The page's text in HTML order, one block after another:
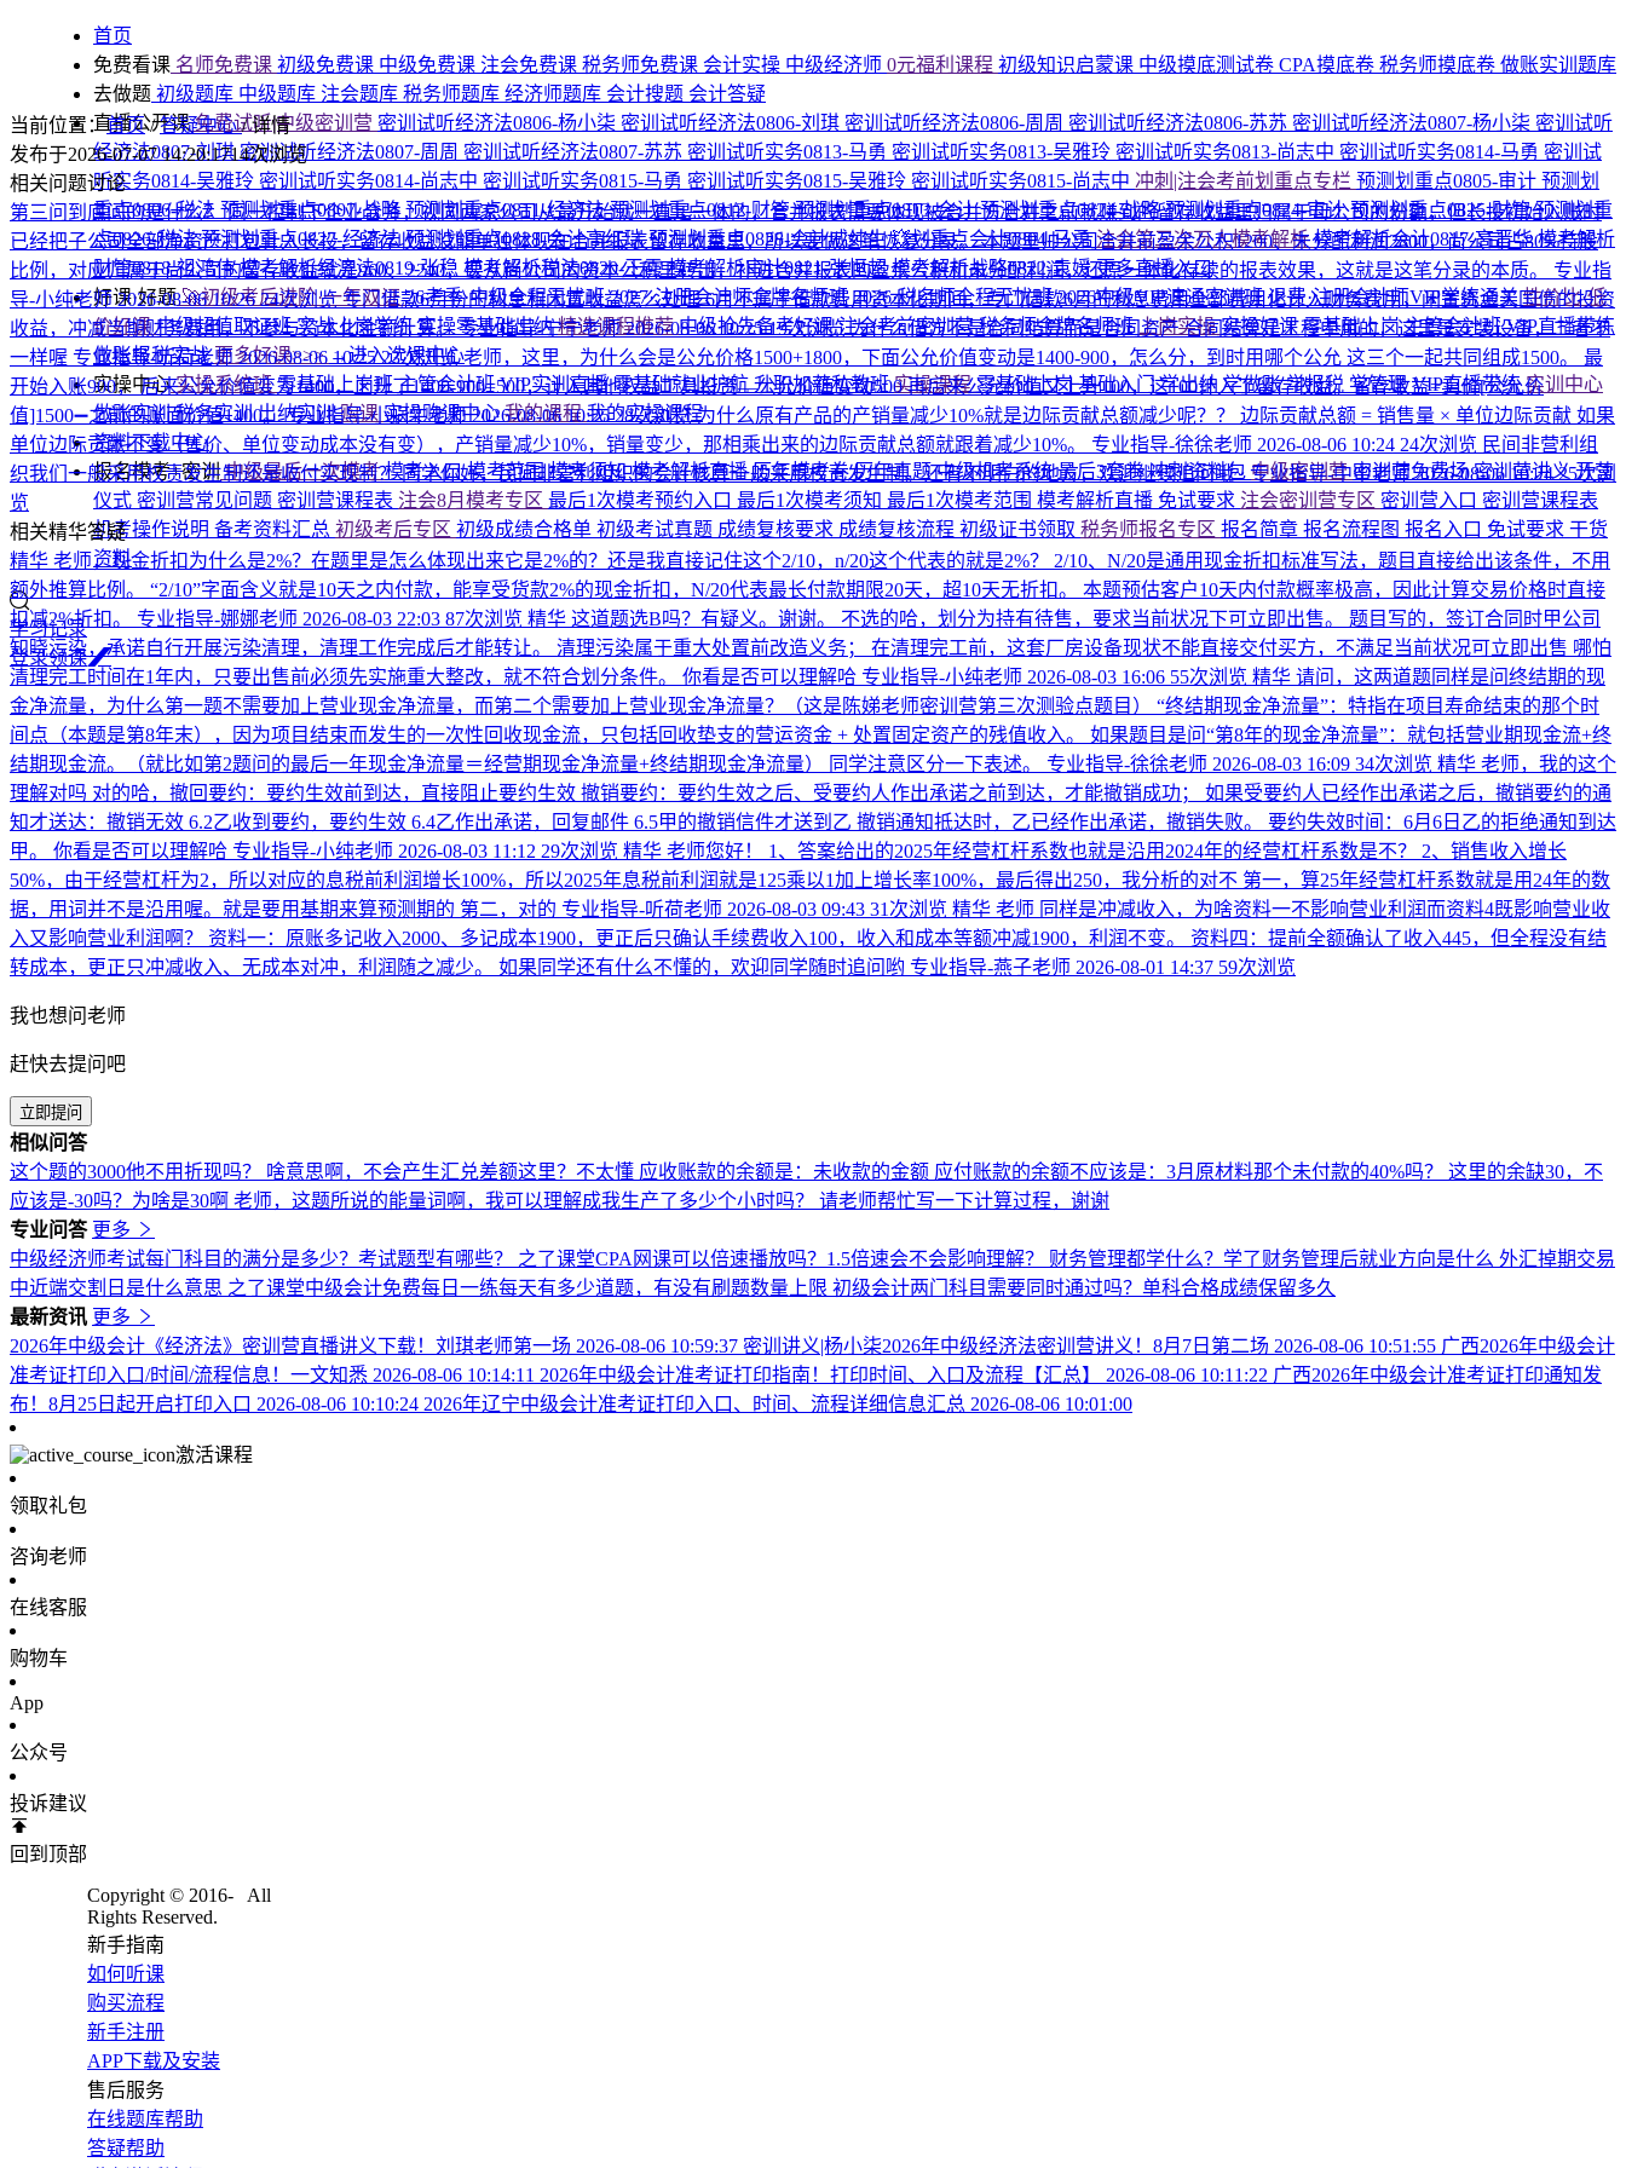
首页
免费看课 名师免费课 初级免费课 中级免费课 注会免费课 税务师免费课 会计实操 中级经济师 0元福利课程 初级知识启蒙课 中级摸底测试卷 CPA摸底卷 税务师摸底卷 做账实训题库
去做题 初级题库 中级题库 注会题库 税务师题库 经济师题库 会计搜题 会计答疑
直播公开课免费试听|中级密训营 密训试听经济法0806-杨小柒 密训试听经济法0806-刘琪 密训试听经济法0806-周周 密训试听经济法0806-苏苏 密训试听经济法0807-杨小柒 密训试听
经济法0807-刘琪密训试听经济法0807-周周 密训试听经济法0807-苏苏 密训试听实务0813-马勇 密训试听实务0813-吴雅玲 密训试听实务0813-尚志中 密训试听实务0814-马勇 密训试
听实务0814-吴雅玲 密训试听实务0814-尚志中 密训试听实务0815-马勇 密训试听实务0815-吴雅玲 密训试听实务0815-尚志中 冲刺|注会考前划重点专栏 预测划重点0805-审计 预测划
重点0806-税法 预测划重点0807-战略预测划重点0811-经济法预测划重点0812-财管预测划重点0813-会计预测划重点0824-战略预测划重点0824-审计预测划重点0825-财管预测划重
点0826-税法预测划重点0827-经济法预测划重点0828-会计高红瑞预测划重点0828-会计戚纯生💥划重点会计0804-马勇注会第三次万人模考解析模考解析会计0817-高晋华模考解析
财管0818-祖鸿伟模考解析经济法0819-张稳 模考解析税法0820-王霞模考解析审计0821-张恒超模考解析战略0822-袁媛更多直播入口
好课·好题🚀初级考后进阶·一年双证26考季·中级全程无忧班2027·注册会计师金牌名师班2026·税务师全程无忧班2026中级VIP速通密训班退费·注册会计师VIP学练通关性价比·低
价好课中级超值取证班实战上岗学练实操零基础出纳精选课程推荐中级抢先备考好课注会考前密训营税务师金牌名师班上岗实操实操好课零基础上岗主管会计班VIP直播带练
做账报税实战更多好课>>> →进入选课中心
实操中心实操系统班零基础上岗班主管会计班VIP实训直播零基础就业护航升职加薪私教班实操课程零基础上岗基础入门学出纳学做账学报税 学管理VIP直播带练实训中心
做账实训税务实训出纳实训购课实操购课中心我的课程我的实操课程
资料下载中心
报名模考+密训中级最后一次模考模考入口模考范围模考须知模考解析直播历年模考卷历年真题中级机考系统最后3套卷冲刺资料包中级密训营密训营免费场密训营讲义开营
仪式 密训营常见问题 密训营课程表 注会8月模考专区 最后1次模考预约入口 最后1次模考须知 最后1次模考范围 模考解析直播 免试要求 注会密训营专区 密训营入口 密训营课程表
机考操作说明 备考资料汇总 初级考后专区 初级成绩合格单 初级考试真题 成绩复核要求 成绩复核流程 初级证书领取 税务师报名专区 报名简章 报名流程图 报名入口 免试要求 干货
资料
学习记录
登录领课
当前位置：首页/答疑中心/详情
发布于2026-07-07 14:20:1714次浏览
相关问题讨论
第三问到底问的是什么？同一控制下企业合并，视同两家公司从最开始就一直是一体的，合并报表需要体现被合并方合并之前就赚到的留存收益里归属于母公司的份额，但长投初始入账时
已经把子公司全部净资产打包计入长投，留存收益没能单独体现在合并报表留存收益里，所以要做这笔恢复分录。 本题里帅公司合并前盈余公积1200、未分配利润2800，尚公司占80%持股
比例，对应归属于尚公司的留存收益就是960、2240，要从尚公司的资本公积里转出，补进合并报表的盈余公积和未分配利润，还原一体化存续的报表效果，这就是这笔分录的本质。
专业指
导-小纯老师2026-08-06 10:2624次浏览专门借款6月份的利息和闲置收益怎么处理6月不属于借款费用资本化期间，专门借款6月的利息费用全部费用化计入财务费用，闲置资金买国债的投资
收益，冲减当期财务费用，不参与资本化金额计算。专业指导-宁宁老师2026-08-06 10:2519次浏览为什么借方不是合同结算而是合同资产合同结算是工程中用的，这里是安装设备，二者不
一样喔 专业指导-听荷老师2026-08-06 10:2523次浏览老师，这里，为什么会是公允价格1500+1800，下面公允价值变动是1400-900，怎么分，到时用哪个公允 这三个一起共同组成1500。 最
开始入账900， 后来公允价值变为1400，上升了1400-900=500，计入其他权益工具投资—公允价值变动500 再后来公允价值又上升100，这100计入了留存收益。留存收益=卖价[公允价
值]1500➖之前的账面价值1400。专业指导-小蜗牛老师2026-08-06 10:2528次浏览为什么原有产品的产销量减少10%就是边际贡献总额减少呢？？ 边际贡献总额 = 销售量 × 单位边际贡献 如果
单位边际贡献不变（售价、单位变动成本没有变），产销量减少10%，销量变少，那相乘出来的边际贡献总额就跟着减少10%。
专业指导-徐徐老师 2026-08-06 10:24 24次浏览 民间非营利组
织我们一般采用权责发生制还是收付实现制？同学你好，民间非营利组织的会计核算一般采用权责发生制。还有不明白的地方，欢迎继续追问哦~专业指导-中中老师2026-08-06 10:2425次浏
览
相关精华答疑
精华 老师，现金折扣为什么是2%？在题里是怎么体现出来它是2%的？还是我直接记住这个2/10，n/20这个代表的就是2%？ 2/10、N/20是通用现金折扣标准写法，题目直接给出该条件，不用
额外推算比例。 “2/10”字面含义就是10天之内付款，能享受货款2%的现金折扣，N/20代表最长付款期限20天，超10天无折扣。 本题预估客户10天内付款概率极高，因此计算交易价格时直接
扣减2%折扣。
专业指导-娜娜老师 2026-08-03 22:03 87次浏览 精华 这道题选B吗？有疑义。谢谢。 不选的哈，划分为持有待售，要求当前状况下可立即出售。 题目写的，签订合同时甲公司
知晓污染，承诺自行开展污染清理，清理工作完成后才能转让。 清理污染属于重大处置前改造义务； 在清理完工前，这套厂房设备现状不能直接交付买方，不满足当前状况可立即出售 哪怕
清理完工时间在1年内，只要出售前必须先实施重大整改，就不符合划分条件。 你看是否可以理解哈 专业指导-小纯老师 2026-08-03 16:06 55次浏览 精华 请问，这两道题同样是问终结期的现
金净流量，为什么第一题不需要加上营业现金净流量，而第二个需要加上营业现金净流量？（这是陈娣老师密训营第三次测验点题目） “终结期现金净流量”：特指在项目寿命结束的那个时
间点（本题是第8年末），因为项目结束而发生的一次性回收现金流，只包括回收垫支的营运资金 + 处置固定资产的残值收入。 如果题目是问“第8年的现金净流量”：就包括营业期现金流+终
结期现金流。（就比如第2题问的最后一年现金净流量＝经营期现金净流量+终结期现金净流量） 同学注意区分一下表述。
专业指导-徐徐老师 2026-08-03 16:09 34次浏览 精华 老师，我的这个
理解对吗 对的哈，撤回要约：要约生效前到达，直接阻止要约生效 撤销要约：要约生效之后、受要约人作出承诺之前到达，才能撤销成功； 如果受要约人已经作出承诺之后，撤销要约的通
知才送达：撤销无效 6.2乙收到要约，要约生效 6.4乙作出承诺，回复邮件 6.5甲的撤销信件才送到乙 撤销通知抵达时，乙已经作出承诺，撤销失败。 要约失效时间：6月6日乙的拒绝通知到达
甲。 你看是否可以理解哈 专业指导-小纯老师 2026-08-03 11:12 29次浏览 精华 老师您好！ 1、答案给出的2025年经营杠杆系数也就是沿用2024年的经营杠杆系数是不？ 2、销售收入增长
50%，由于经营杠杆为2，所以对应的息税前利润增长100%，所以2025年息税前利润就是125乘以1加上增长率100%，最后得出250，我分析的对不 第一，算25年经营杠杆系数就是用24年的数
据，用词并不是沿用喔。就是要用基期来算预测期的 第二，对的 专业指导-听荷老师 2026-08-03 09:43 31次浏览 精华 老师 同样是冲减收入，为啥资料一不影响营业利润而资料4既影响营业收
入又影响营业利润啊？ 资料一：原账多记收入2000、多记成本1900，更正后只确认手续费收入100，收入和成本等额冲减1900，利润不变。 资料四：提前全额确认了收入445，但全程没有结
转成本，更正只冲减收入、无成本对冲，利润随之减少。 如果同学还有什么不懂的，欢迎同学随时追问哟 专业指导-燕子老师 2026-08-01 14:37 59次浏览
我也想问老师
赶快去提问吧
立即提问
相似问答
这个题的3000他不用折现吗？
啥意思啊，不会产生汇兑差额这里？不太懂 应收账款的余额是：未收款的金额 应付账款的余额不应该是：3月原材料那个未付款的40%吗？ 这里的余缺30，不
应该是-30吗？为啥是30啊 老师，这题所说的能量词啊，我可以理解成我生产了多少个小时吗？ 请老师帮忙写一下计算过程，谢谢
专业问答 更多
中级经济师考试每门科目的满分是多少？考试题型有哪些？ 之了课堂CPA网课可以倍速播放吗？1.5倍速会不会影响理解？ 财务管理都学什么？学了财务管理后就业方向是什么 外汇掉期交易
中近端交割日是什么意思 之了课堂中级会计免费每日一练每天有多少道题，有没有刷题数量上限 初级会计两门科目需要同时通过吗？单科合格成绩保留多久
最新资讯 更多
2026年中级会计《经济法》密训营直播讲义下载！刘琪老师第一场 2026-08-06 10:59:37 密训讲义|杨小柒2026年中级经济法密训营讲义！8月7日第二场 2026-08-06 10:51:55 广西2026年中级会计
准考证打印入口/时间/流程信息！一文知悉 2026-08-06 10:14:11 2026年中级会计准考证打印指南！打印时间、入口及流程【汇总】 2026-08-06 10:11:22 广西2026年中级会计准考证打印通知发
布！8月25日起开启打印入口 2026-08-06 10:10:24 2026年辽宁中级会计准考证打印入口、时间、流程详细信息汇总 2026-08-06 10:01:00
激活课程
领取礼包
咨询老师
在线客服
购物车
App
公众号
投诉建议
回到顶部
Copyright © 2016-
All
Rights Reserved.
新手指南
如何听课
购买流程
新手注册
APP下载及安装
售后服务
在线题库帮助
答疑帮助